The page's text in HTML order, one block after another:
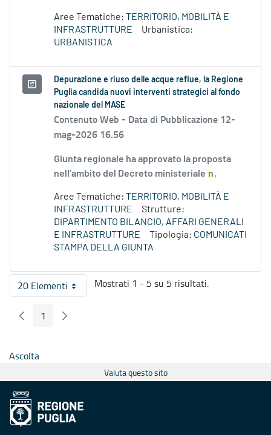
Aree Tematiche: TERRITORIO, MOBILITÀ E
INFRASTRUTTURE
Urbanistica:
URBANISTICA
Depurazione e riuso delle acque reflue, la Regione
Puglia candida nuovi interventi strategici al fondo
nazionale del MASE
Contenuto Web - Data di Pubblicazione 12-
mag-2026 16.56
Giunta regionale ha approvato la proposta
nell’ambito del Decreto ministeriale n.
Aree Tematiche: TERRITORIO, MOBILITÀ E
INFRASTRUTTURE
Strutture:
DIPARTIMENTO BILANCIO, AFFARI GENERALI
E INFRASTRUTTURE
Tipologia: COMUNICATI
STAMPA DELLA GIUNTA
20 ElementiPer pagina
Mostrati 1 - 5 su 5 risultati.
Pagina Precedente
Pagina
1 Pagina Seguente
Ascolta
Valuta questo sito